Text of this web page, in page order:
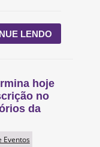
LENDO
hoje
no
da
Eventos